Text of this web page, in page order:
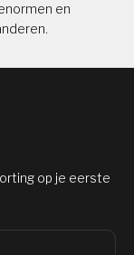
en
op je eerste